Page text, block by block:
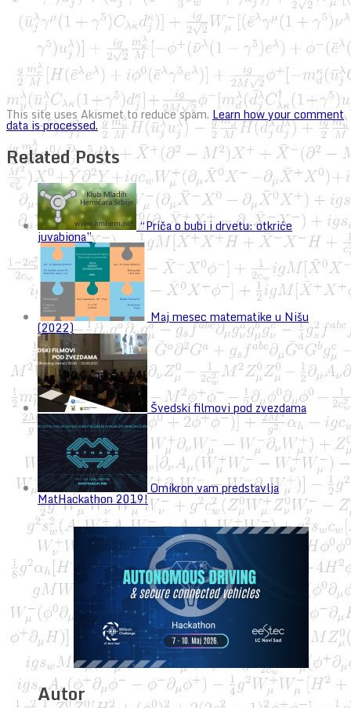
This site uses Akismet to reduce spam. Learn how your comment
data is processed.
Related Posts
“Priča o bubi i drvetu: otkriće
juvabiona”
Maj mesec matematike u Nišu
(2022)
Švedski filmovi pod zvezdama
Omikron vam predstavlja
MatHackathon 2019!
Autor